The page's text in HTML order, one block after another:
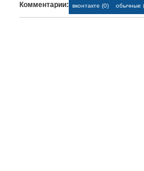
Комментарии: вконтакте (0) обычные